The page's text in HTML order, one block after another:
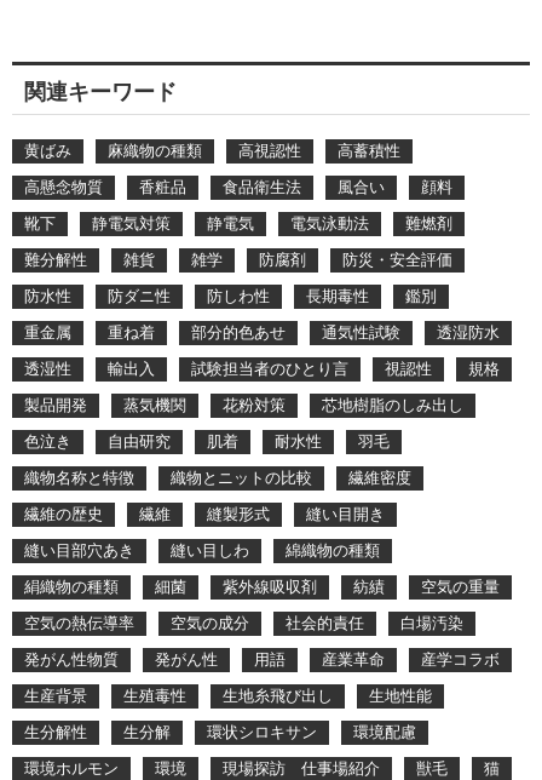
関連キーワード
黄ばみ 麻織物の種類 高視認性
高蓄積性
高懸念物質
香粧品 食品衛生法 風合い
顔料
靴下
静電気対策 静電気 電気泳動法
難燃剤
難分解性
雑貨 雑学 防腐剤
防災・安全評価
防水性
防ダニ性 防しわ性 長期毒性
鑑別
重金属
重ね着 部分的色あせ 通気性試験
透湿防水
透湿性
輸出入 試験担当者のひとり言 視認性
規格
製品開発
蒸気機関 花粉対策
芯地樹脂のしみ出し
色泣き
自由研究 肌着 耐水性
羽毛
織物名称と特徴
織物とニットの比較
繊維密度
繊維の歴史
繊維 縫製形式
縫い目開き
縫い目部穴あき
縫い目しわ
綿織物の種類
絹織物の種類
細菌 紫外線吸収剤 紡績
空気の重量
空気の熱伝導率
空気の成分 社会的責任
白場汚染
発がん性物質
発がん性 用語 産業革命
産学コラボ
生産背景
生殖毒性 生地糸飛び出し
生地性能
生分解性
生分解 環状シロキサン
環境配慮
環境ホルモン
環境 現場探訪 仕事場紹介 獣毛
猫